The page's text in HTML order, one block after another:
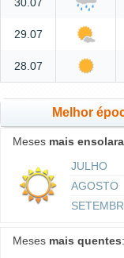
29.07
28.07
Melhor
Meses mais
JULHO
AGOSTO
Meses mais quentes: